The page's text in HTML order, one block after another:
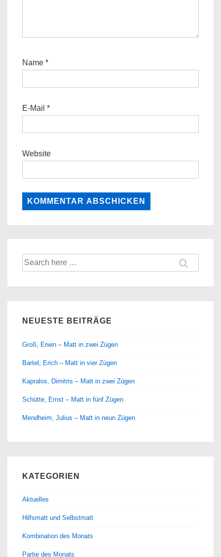
Name *
E-Mail *
Website
Suche
nach:
NEUESTE BEITRÄGE
Groß, Erwin – Matt in zwei Zügen
Bartel, Erich – Matt in vier Zügen
Kapralos, Dimitris – Matt in zwei Zügen
Schütte, Ernst – Matt in fünf Zügen
Mendheim, Julius – Matt in neun Zügen
KATEGORIEN
Aktuelles
Hilfsmatt und Selbstmatt
Kombination des Monats
Partie des Monats